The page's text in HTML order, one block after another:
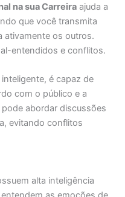
na sua Carreira ajuda a
que você transmita
ativamente os outros.
entendidos e conflitos.
é capaz de
com o público e a
abordar discussões
evitando conflitos
alta inteligência